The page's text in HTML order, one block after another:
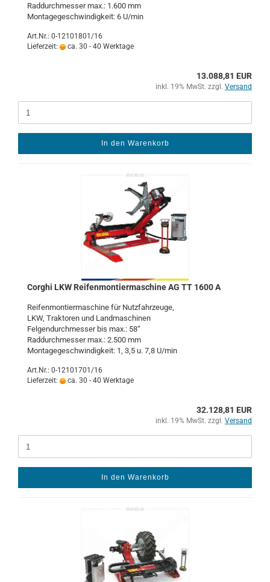
Rad­durch­mes­ser max.: 1.600 mm
Mon­ta­ge­ge­schwin­dig­keit: 6 U/min
Art.Nr.: 0-12101801/16
Lieferzeit:
ca. 30 - 40 Werktage
13.088,81 EUR
inkl. 19% MwSt. zzgl. Versand
In den Warenkorb
Cor­ghi LKW Rei­fen­mon­tier­ma­schi­ne AG TT 1600 A
Rei­fen­mon­tier­ma­schi­ne für Nutz­fahr­zeu­ge,
LKW, Trak­to­ren und Land­ma­schi­nen
Fel­gen­durch­mes­ser bis max.: 58“
Rad­durch­mes­ser max.: 2.500 mm
Mon­ta­ge­ge­schwin­dig­keit: 1, 3,5 u. 7,8 U/min
Art.Nr.: 0-12101701/16
Lieferzeit:
ca. 30 - 40 Werktage
32.128,81 EUR
inkl. 19% MwSt. zzgl. Versand
In den Warenkorb